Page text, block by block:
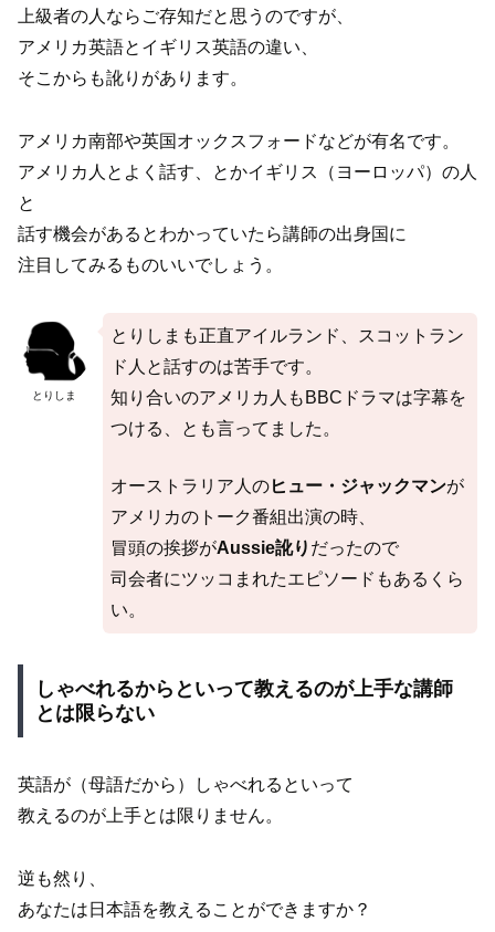
上級者の人ならご存知だと思うのですが、
アメリカ英語とイギリス英語の違い、
そこからも訛りがあります。
アメリカ南部や英国オックスフォードなどが有名です。
アメリカ人とよく話す、とかイギリス（ヨーロッパ）の人
と
話す機会があるとわかっていたら講師の出身国に
注目してみるものいいでしょう。
とりしま
とりしまも正直アイルランド、スコットラン
ド人と話すのは苦手です。
知り合いのアメリカ人もBBCドラマは字幕を
つける、とも言ってました。
オーストラリア人のヒュー・ジャックマンが
アメリカのトーク番組出演の時、
冒頭の挨拶がAussie訛り だったので
司会者にツッコまれたエピソードもあるくら
い。
しゃべれるからといって教えるのが上手な講師
とは限らない
英語が（母語だから）しゃべれるといって
教えるのが上手とは限りません。
逆も然り、
あなたは日本語を教えることができますか？